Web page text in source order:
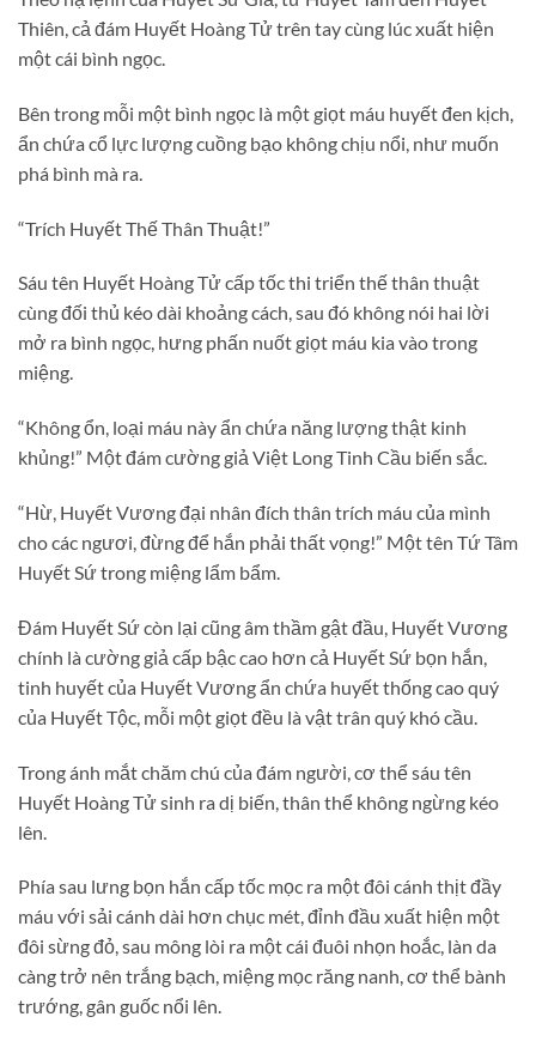
Thiên, cả đám Huyết Hoàng Tử trên tay cùng lúc xuất hiện
một cái bình ngọc.
Bên trong mỗi một bình ngọc là một giọt máu huyết đen kịch,
ẩn chứa cổ lực lượng cuồng bạo không chịu nổi, như muốn
phá bình mà ra.
“Trích Huyết Thế Thân Thuật!”
Sáu tên Huyết Hoàng Tử cấp tốc thi triển thế thân thuật
cùng đối thủ kéo dài khoảng cách, sau đó không nói hai lời
mở ra bình ngọc, hưng phấn nuốt giọt máu kia vào trong
miệng.
“Không ổn, loại máu này ẩn chứa năng lượng thật kinh
khủng!” Một đám cường giả Việt Long Tinh Cầu biến sắc.
“Hừ, Huyết Vương đại nhân đích thân trích máu của mình
cho các ngươi, đừng để hắn phải thất vọng!” Một tên Tứ Tâm
Huyết Sứ trong miệng lẩm bẩm.
Đám Huyết Sứ còn lại cũng âm thầm gật đầu, Huyết Vương
chính là cường giả cấp bậc cao hơn cả Huyết Sứ bọn hắn,
tinh huyết của Huyết Vương ẩn chứa huyết thống cao quý
của Huyết Tộc, mỗi một giọt đều là vật trân quý khó cầu.
Trong ánh mắt chăm chú của đám người, cơ thể sáu tên
Huyết Hoàng Tử sinh ra dị biến, thân thể không ngừng kéo
lên.
Phía sau lưng bọn hắn cấp tốc mọc ra một đôi cánh thịt đầy
máu với sải cánh dài hơn chục mét, đỉnh đầu xuất hiện một
đôi sừng đỏ, sau mông lòi ra một cái đuôi nhọn hoắc, làn da
càng trở nên trắng bạch, miệng mọc răng nanh, cơ thể bành
trướng, gân guốc nổi lên.